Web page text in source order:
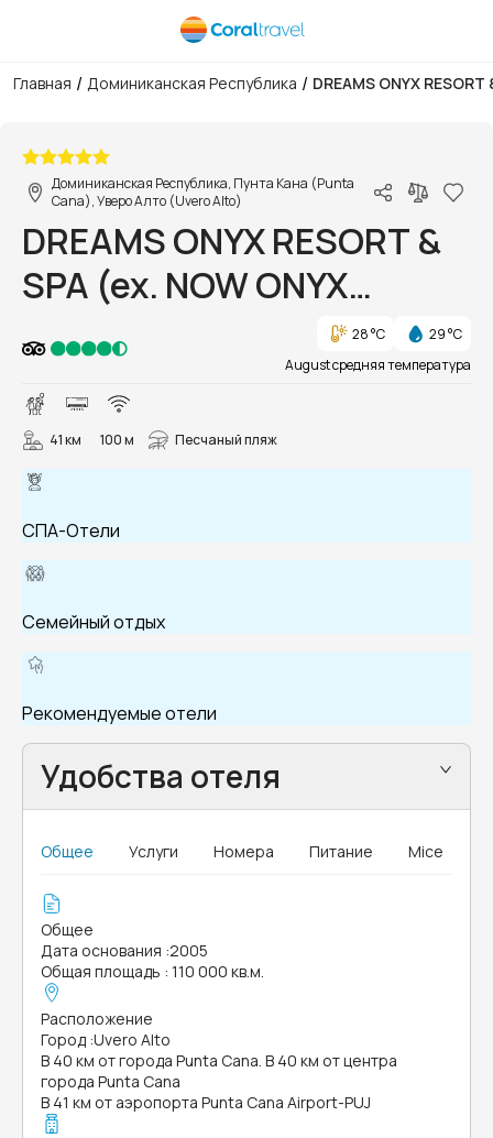
Главная / Доминиканская Республика / DREAMS ONYX
Доминиканская Республика, Пунта Кана (Punta
Cana), Уверо Алто (Uvero Alto)
DREAMS ONYX RESORT &
SPA (ex. NOW ONYX
PUNTA CANA)
28 °C
29 °C
August средняя температура
41 км 100 м Песчаный пляж
СПА-Отели
Семейный отдых
Рекомендуемые отели
Удобства отеля
Общее Услуги Номера Питание Mice
Общее
Дата основания :2005
Общая площадь : 110 000 кв.м.
Расположение
Город :Uvero Alto
В 40 км от города Punta Cana. В 40 км от центра
города Punta Cana
В 41 км от аэропорта Punta Cana Airport-PUJ